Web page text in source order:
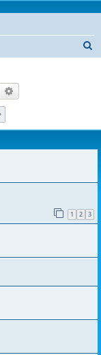
Iskanje
1 2 3